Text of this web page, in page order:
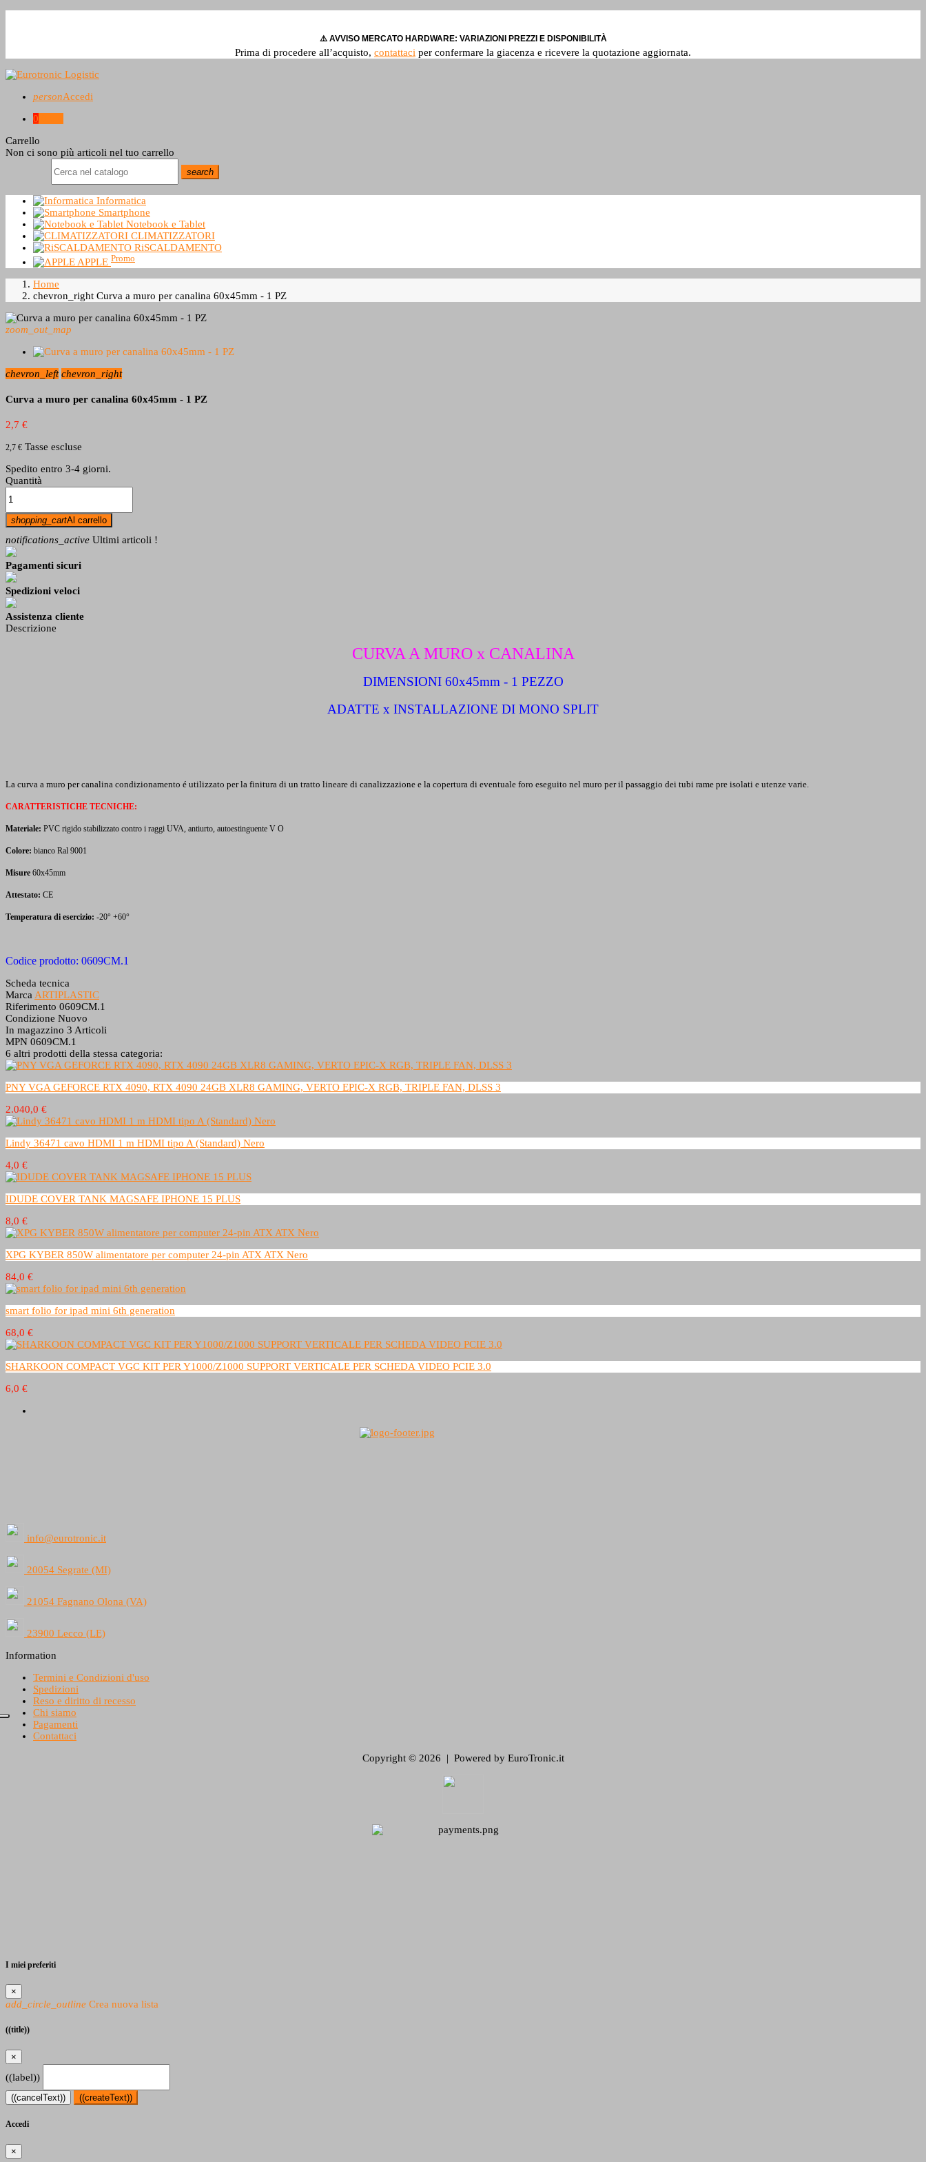
⚠️ AVVISO MERCATO HARDWARE: VARIAZIONI PREZZI E DISPONIBILITÀ
Prima di procedere all’acquisto, contattaci per confermare la giacenza e ricevere la quotazione aggiornata.
personAccedi
0
Carrello
Non ci sono più articoli nel tuo carrello
search
Informatica
Smartphone
Notebook e Tablet
CLIMATIZZATORI
RiSCALDAMENTO
APPLE Promo
Home
chevron_right Curva a muro per canalina 60x45mm - 1 PZ
zoom_out_map
chevron_left chevron_right
Curva a muro per canalina 60x45mm - 1 PZ
2,7 €
2,7 € Tasse escluse
Spedito entro 3-4 giorni.
Quantità
shopping_cartAl carrello
notifications_active Ultimi articoli !
Pagamenti sicuri
Spedizioni veloci
Assistenza cliente
Descrizione
CURVA A MURO x CANALINA
DIMENSIONI 60x45mm - 1 PEZZO
ADATTE x INSTALLAZIONE DI MONO SPLIT
La curva a muro per canalina condizionamento é utilizzato per la finitura di un tratto lineare di canalizzazione e la copertura di eventuale foro eseguito nel muro per il passaggio dei tubi rame pre isolati e utenze varie.
CARATTERISTICHE TECNICHE:
Materiale: PVC rigido stabilizzato contro i raggi UVA, antiurto, autoestinguente V O
Colore: bianco Ral 9001
Misure 60x45mm
Attestato: CE
Temperatura di esercizio: -20° +60°
Codice prodotto: 0609CM.1
Scheda tecnica
Marca ARTIPLASTIC
Riferimento 0609CM.1
Condizione Nuovo
In magazzino 3 Articoli
MPN 0609CM.1
6 altri prodotti della stessa categoria:
PNY VGA GEFORCE RTX 4090, RTX 4090 24GB XLR8 GAMING, VERTO EPIC-X RGB, TRIPLE FAN, DLSS 3
2.040,0 €
Lindy 36471 cavo HDMI 1 m HDMI tipo A (Standard) Nero
4,0 €
IDUDE COVER TANK MAGSAFE IPHONE 15 PLUS
8,0 €
XPG KYBER 850W alimentatore per computer 24-pin ATX ATX Nero
84,0 €
smart folio for ipad mini 6th generation
68,0 €
SHARKOON COMPACT VGC KIT PER Y1000/Z1000 SUPPORT VERTICALE PER SCHEDA VIDEO PCIE 3.0
6,0 €
info@eurotronic.it
20054 Segrate (MI)
21054 Fagnano Olona (VA)
23900 Lecco (LE)
Information
Termini e Condizioni d'uso
Spedizioni
Reso e diritto di recesso
Chi siamo
Pagamenti
Contattaci
Copyright © 2026 | Powered by EuroTronic.it
I miei preferiti
×
add_circle_outline Crea nuova lista
((title))
×
((label))
((cancelText)) ((createText))
Accedi
×